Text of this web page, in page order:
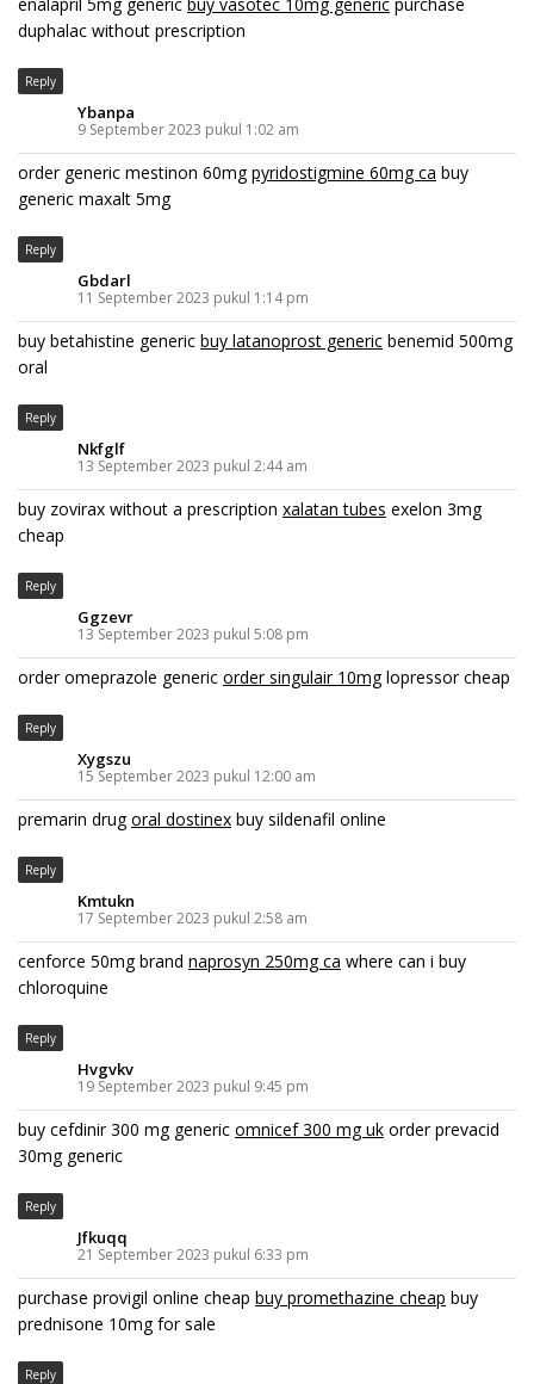
enalapril 5mg generic buy vasotec 10mg generic purchase
duphalac without prescription
Reply
Ybanpa
9 September 2023 pukul 1:02 am
order generic mestinon 60mgpyridostigmine 60mg ca buy
generic maxalt 5mg
Reply
Gbdarl
11 September 2023 pukul 1:14 pm
buy betahistine generic buy latanoprost generic benemid 500mg
oral
Reply
Nkfglf
13 September 2023 pukul 2:44 am
buy zovirax without a prescription xalatan tubes exelon 3mg
cheap
Reply
Ggzevr
13 September 2023 pukul 5:08 pm
order omeprazole generic order singulair 10mglopressor cheap
Reply
Xygszu
15 September 2023 pukul 12:00 am
premarin drugoral dostinex buy sildenafil online
Reply
Kmtukn
17 September 2023 pukul 2:58 am
cenforce 50mg brand naprosyn 250mg ca where can i buy
chloroquine
Reply
Hvgvkv
19 September 2023 pukul 9:45 pm
buy cefdinir 300 mg generic omnicef 300 mg uk order prevacid
30mg generic
Reply
Jfkuqq
21 September 2023 pukul 6:33 pm
purchase provigil online cheap buy promethazine cheap buy
prednisone 10mg for sale
Reply